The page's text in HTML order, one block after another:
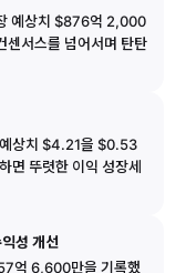
번 순이익을 발행한
예상치 $876억 2,000
서스를 넘어서며 탄탄
상치 $4.21을 $0.53
면 뚜렷한 이익 성장세
성 개선
억 6,600만을 기록했